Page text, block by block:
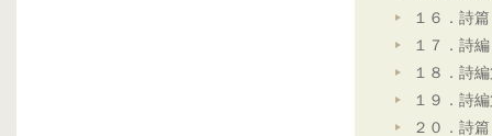
１６．詩
１７．詩
１８．詩
１９．詩
２０．詩